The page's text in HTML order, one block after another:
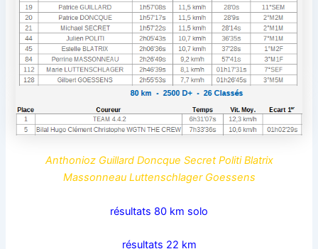
Anthonioz Guillard Doncque Secret Politi Blatrix
Massonneau Luttenschlager Goessens
résultats 80 km solo
résultats 22 km